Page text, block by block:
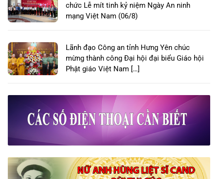
chức Lễ mít tinh kỷ niệm Ngày An ninh
mạng Việt Nam (06/8)
Lãnh đạo Công an tỉnh Hưng Yên chúc
mừng thành công Đại hội đại biểu Giáo hội
Phật giáo Việt Nam […]